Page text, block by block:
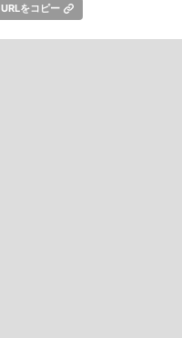
URLをコピー